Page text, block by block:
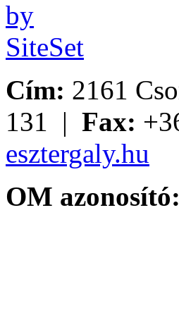
Cím: 2161
131 | Fax:
esztergaly.hu
OM azonosító: